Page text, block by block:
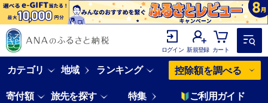
ログイン 新規登録 カート
カテゴリ 地域 ランキング 控除額を調べる
寄付額 旅先を探す 特集 ご利用ガイド